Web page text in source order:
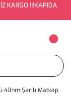
KARGO !!!KAPIDA